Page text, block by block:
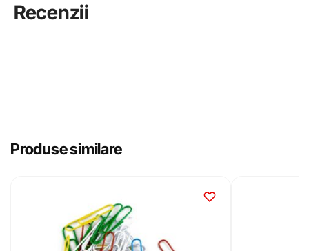
Recenzii
Produse similare